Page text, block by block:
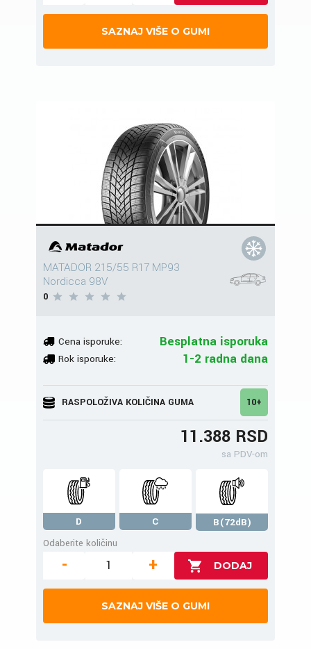
SAZNAJ VIŠE O GUMI
MATADOR 215/55 R17 MP93
Nordicca 98V
0
Cena isporuke: Besplatna isporuka
Rok isporuke: 1-2 radna dana
RASPOLOŽIVA KOLIČINA GUMA 10+
11.388 RSD
sa PDV-om
D C
B(72dB)
Odaberite količinu
- +
SAZNAJ VIŠE O GUMI